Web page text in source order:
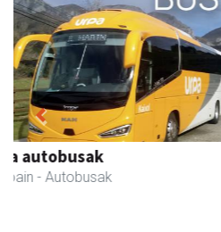
Danena taberna
Andoain -
Previous